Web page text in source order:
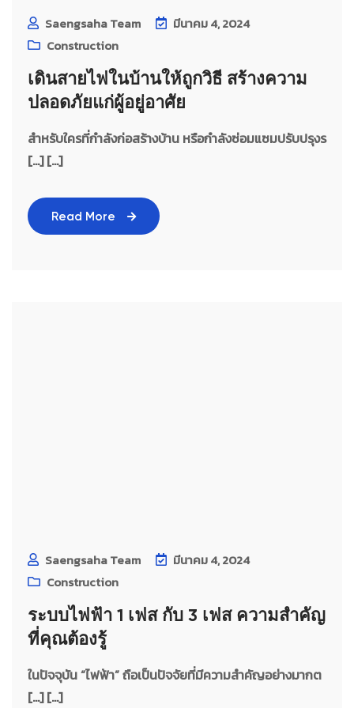
Saengsaha Team
มีนาคม 4, 2024
Construction
เดินสายไฟในบ้านให้ถูกวิธี สร้างความ
ปลอดภัยแก่ผู้อยู่อาศัย
สำหรับใครที่กำลังก่อสร้างบ้าน หรือกำลังซ่อมแซมปรับปรุงร
[…] [...]
Read More
Saengsaha Team
มีนาคม 4, 2024
Construction
ระบบไฟฟ้า 1 เฟส กับ 3 เฟส ความสำคัญ
ที่คุณต้องรู้
ในปัจจุบัน “ไฟฟ้า” ถือเป็นปัจจัยที่มีความสำคัญอย่างมากต
[…] [...]